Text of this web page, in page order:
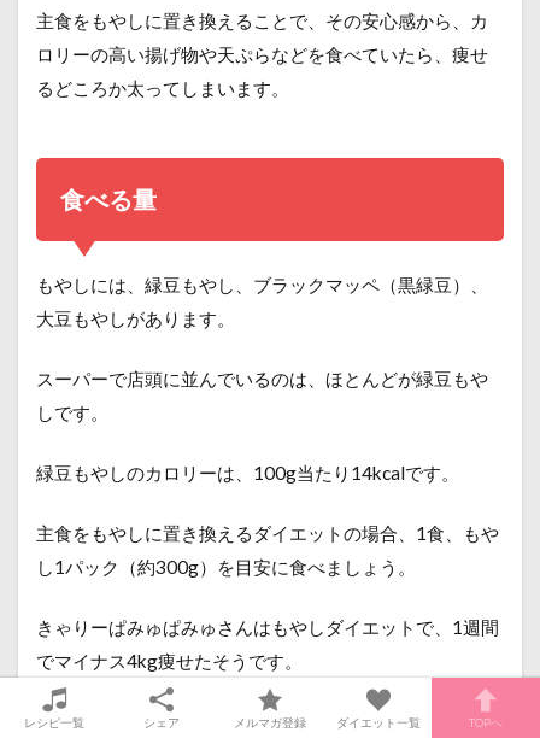
主食をもやしに置き換えることで、その安心感から、カ
ロリーの高い揚げ物や天ぷらなどを食べていたら、痩せ
るどころか太ってしまいます。
食べる量
もやしには、緑豆もやし、ブラックマッペ（黒緑豆）、
大豆もやしがあります。
スーパーで店頭に並んでいるのは、ほとんどが緑豆もや
しです。
緑豆もやしのカロリーは、100g当たり14kcalです。
主食をもやしに置き換えるダイエットの場合、1食、もや
し1パック（約300g）を目安に食べましょう。
きゃりーぱみゅぱみゅさんはもやしダイエットで、1週間
でマイナス4kg痩せたそうです。
レシピ一覧 シェア メルマガ登録 ダイエット一覧 TOPへ